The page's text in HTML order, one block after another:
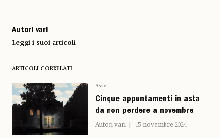
Autori vari
Leggi i suoi articoli
ARTICOLI CORRELATI
Aste
Cinque appuntamenti in asta
da non perdere a novembre
Autori vari 15 novembre 2024